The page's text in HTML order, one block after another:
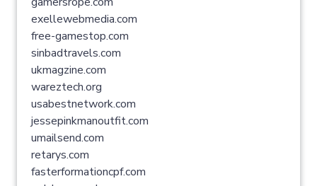
exellewebmedia.com
free-gamestop.com
sinbadtravels.com
ukmagzine.com
wareztech.org
usabestnetwork.com
jessepinkmanoutfit.com
umailsend.com
retarys.com
fasterformationcpf.com